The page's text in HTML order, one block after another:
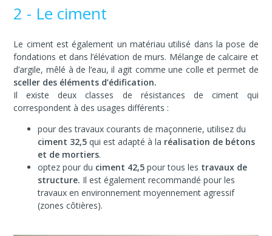
2 - Le ciment
Le ciment est également un matériau utilisé dans la pose de
fondations et dans l’élévation de murs. Mélange de calcaire et
d’argile, mêlé à de l’eau, il agit comme une colle et permet de
sceller des éléments d’édification.
Il existe deux classes de résistances de ciment qui
correspondent à des usages différents :
pour des travaux courants de maçonnerie, utilisez du
ciment 32,5 qui est adapté à la réalisation de bétons
et de mortiers.
optez pour du ciment 42,5 pour tous les travaux de
structure. Il est également recommandé pour les
travaux en environnement moyennement agressif
(zones côtières).